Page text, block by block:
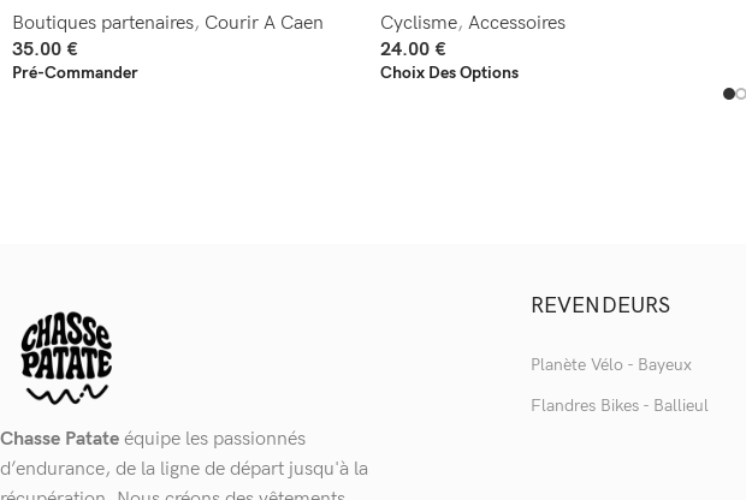
Boutiques partenaires, Courir A Caen
35.00 €
Pré-Commander
Cyclisme, Accessoires
24.00 €
Choix Des Options
Chasse Patate équipe les passionnés
d’endurance, de la ligne de départ jusqu'à la
REVENDEURS
Planète Vélo - Bayeux
Flandres Bikes - Ballieul